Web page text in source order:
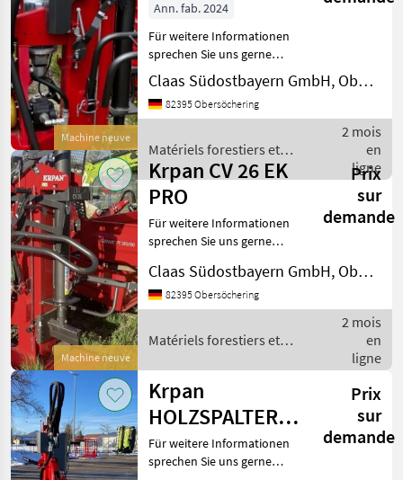
Machine neuve
Ann. fab. 2024
Für weitere Informationen
sprechen Sie uns gerne
an.Wir sprechen DeutschWe
speak EnglishDer Preis ist
für den dargestellten
Angaben in der Beschr
Claas Südostbayern GmbH, Obersöchering
82395 Obersöchering
Matériels forestiers et
matériels pour le travail du
bois / Krpan
2 mois
en
ligne
Machine neuve
Krpan CV 26 EK
PRO
Prix
sur
demande
Für weitere Informationen
sprechen Sie uns gerne
speak EnglishDer Preis ist
für den dargestellten
Zustand gültig. Die
Claas Südostbayern GmbH, Obersöchering
82395 Obersöchering
Matériels forestiers et
bois / Krpan
2 mois
en
ligne
Krpan
HOLZSPALTER
CV 14 K PRO
Prix
sur
demande
Für weitere Informationen
sprechen Sie uns gerne